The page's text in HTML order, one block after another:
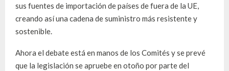
sus fuentes de importación de países de fuera de la UE,
creando así una cadena de suministro más resistente y
sostenible.
Ahora el debate está en manos de los Comités y se prevé
que la legislación se apruebe en otoño por parte del